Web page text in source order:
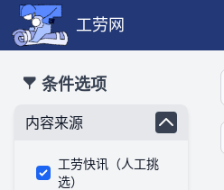
工劳网
条件选项
内容来源
工劳快讯（人工挑
选）